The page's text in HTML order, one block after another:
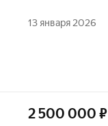
13 января 2026
2 500 000 ₽